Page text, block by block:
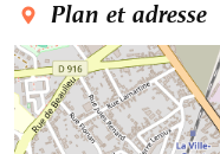
Plan et adresse